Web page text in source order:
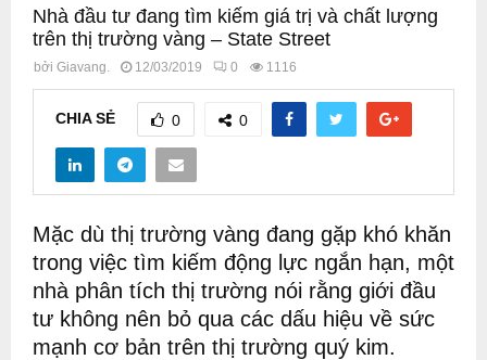
Nhà đầu tư đang tìm kiếm giá trị và chất lượng
trên thị trường vàng – State Street
bởi Giavang. 12/03/2019 0 1116
CHIA SẺ 0 0
Mặc dù thị trường vàng đang gặp khó khăn
trong việc tìm kiếm động lực ngắn hạn, một
nhà phân tích thị trường nói rằng giới đầu
tư không nên bỏ qua các dấu hiệu về sức
mạnh cơ bản trên thị trường quý kim.